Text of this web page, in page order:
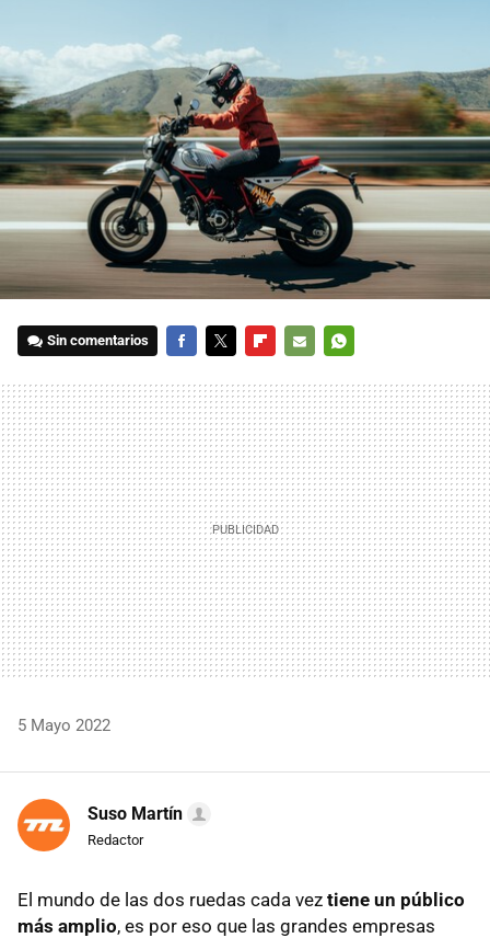
Sin comentarios
MAIL
5 Mayo 2022
Suso Martín
Redactor
El mundo de las dos ruedas cada vez tiene un público
más amplio, es por eso que las grandes empresas